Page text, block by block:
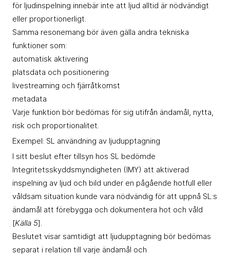
för ljudinspelning innebär inte att ljud alltid är nödvändigt
eller proportionerligt.
Samma resonemang bör även gälla andra tekniska
funktioner som:
automatisk aktivering
platsdata och positionering
livestreaming och fjärråtkomst
metadata
Varje funktion bör bedömas för sig utifrån ändamål, nytta,
risk och proportionalitet.
Exempel: SL användning av ljudupptagning
I sitt beslut efter tillsyn hos SL bedömde
Integritetsskyddsmyndigheten (IMY) att aktiverad
inspelning av ljud och bild under en pågående hotfull eller
våldsam situation kunde vara nödvändig för att uppnå SL:s
ändamål att förebygga och dokumentera hot och våld
[Källa 5].
Beslutet visar samtidigt att ljudupptagning bör bedömas
separat i relation till varje ändamål och